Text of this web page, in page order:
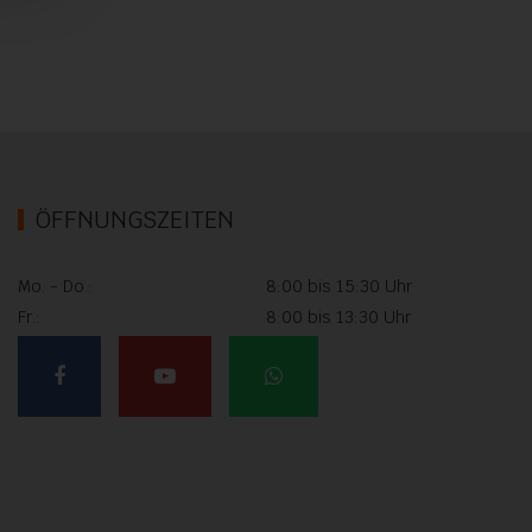
ÖFFNUNGSZEITEN
Mo. - Do.:
8:00 bis 15:30 Uhr
Fr.:
8:00 bis 13:30 Uhr